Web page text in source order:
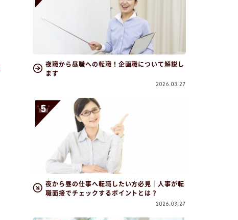
夜職から昼職への転職！企画職について解説し
ます
2026.03.27
夜から昼の仕事へ転職したい方必見｜人事が転
職面接でチェックするポイントとは？
2026.03.27